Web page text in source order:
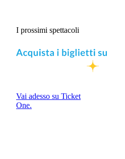
I prossimi spettacoli
Vai adesso su Ticket
One.